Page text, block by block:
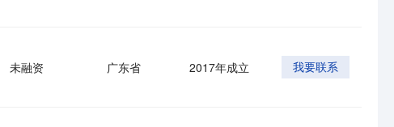
未融资 广东省 2017年成立 我要联系